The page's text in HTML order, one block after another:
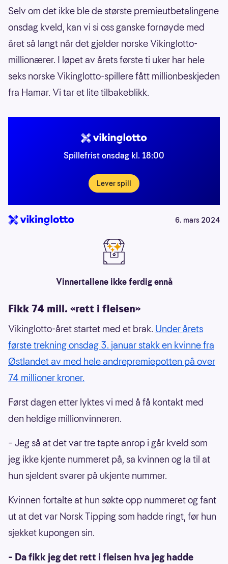
Selv om det ikke ble de største premieutbetalingene
onsdag kveld, kan vi si oss ganske fornøyde med
året så langt når det gjelder norske Vikinglotto-
millionærer. I løpet av årets første ti uker har hele
seks norske Vikinglotto-spillere fått millionbeskjeden
fra Hamar. Vi tar et lite tilbakeblikk.
Spillefrist onsdag kl. 18:00
Lever spill
6. mars 2024
Vinnertallene ikke ferdig ennå
Fikk 74 mill. «rett i fleisen»
Vikinglotto-året startet med et brak. Under årets
første trekning onsdag 3. januar stakk en kvinne fra
Østlandet av med hele andrepremiepotten på over
74 millioner kroner.
Først dagen etter lyktes vi med å få kontakt med
den heldige millionvinneren.
– Jeg så at det var tre tapte anrop i går kveld som
jeg ikke kjente nummeret på, sa kvinnen og la til at
hun sjeldent svarer på ukjente nummer.
Kvinnen fortalte at hun søkte opp nummeret og fant
ut at det var Norsk Tipping som hadde ringt, før hun
sjekket kupongen sin.
– Da fikk jeg det rett i fleisen hva jeg hadde